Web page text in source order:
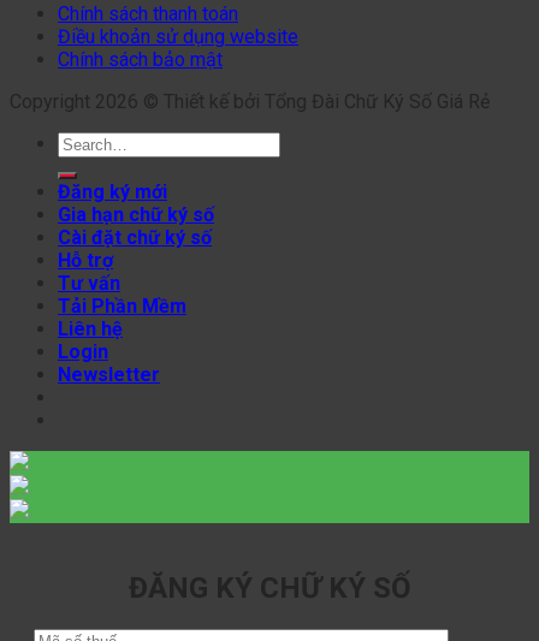
Chính sách thanh toán
Điều khoản sử dụng website
Chính sách bảo mật
Copyright 2026 © Thiết kế bởi Tổng Đài Chữ Ký Số Giá Rẻ
Search
for:
Đăng ký mới
Gia hạn chữ ký số
Cài đặt chữ ký số
Hỗ trợ
Tư vấn
Tải Phần Mềm
Liên hệ
Login
Newsletter
ĐĂNG KÝ CHỮ KÝ SỐ